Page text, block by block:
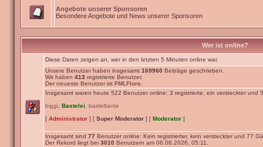
Angebote unserer Sponsoren
Besondere Angebote und News unserer Sponsoren
Wer ist online?
Diese Daten zeigen an, wer in den letzten 5 Minuten online war.
Unsere Benutzer haben insgesamt 169960 Beiträge geschrieben.
Wir haben 413 registrierte Benutzer.
Der neueste Benutzer ist FMLFlore
Insgesamt waren heute 522 Benutzer online: 3 registrierte, ein versteckter und
biggi Bastelei
basteltante
[ Administrator ] [ Super Moderator ] [ Moderator ]
Insgesamt sind 77 Benutzer online: Kein registrierter, kein versteckter und 77
Der Rekord liegt bei 3010 Benutzern am 06.08.2026, 05:11.